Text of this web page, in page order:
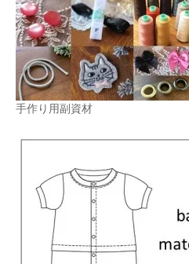
手作り用副資材